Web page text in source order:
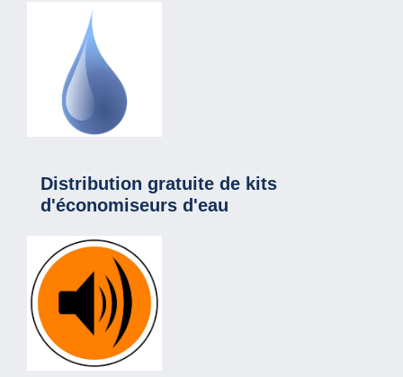
Distribution gratuite de kits
d'économiseurs d'eau